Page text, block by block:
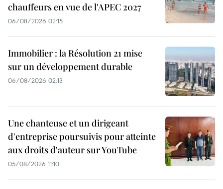
chauffeurs en vue de l'APEC 2027
06/08/2026 02:15
Immobilier : la Résolution 21 mise
sur un développement durable
06/08/2026 02:13
Une chanteuse et un dirigeant
d'entreprise poursuivis pour atteinte
aux droits d'auteur sur YouTube
05/08/2026 11:10